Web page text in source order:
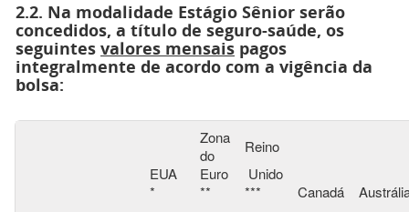
2.2. Na modalidade Estágio Sênior serão
concedidos, a título de seguro-saúde, os
seguintes valores mensais pagos
integralmente de acordo com a vigência da
bolsa:
EUA
*
Zona
do
Euro
**
Reino
Unido
***
Canadá